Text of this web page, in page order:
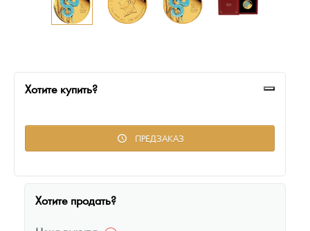
Русская нумизматика
Монеты и жетоны из недрагоценных металлов
Книги по нумизматике
Хотите купить?
ПРЕДЗАКАЗ
Хотите продать?